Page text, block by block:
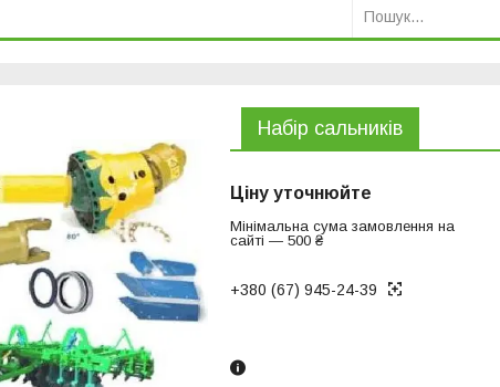
Набiр сальникiв
Ціну уточнюйте
Мінімальна сума замовлення на
сайті — 500 ₴
+380 (67) 945-24-39